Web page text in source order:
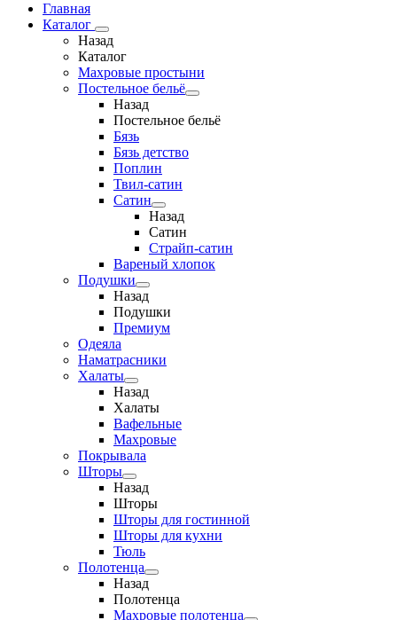
Главная
Каталог
Назад
Каталог
Махровые простыни
Постельное бельё
Назад
Постельное бельё
Бязь
Бязь детство
Поплин
Твил-сатин
Сатин
Назад
Сатин
Страйп-сатин
Вареный хлопок
Подушки
Назад
Подушки
Премиум
Одеяла
Наматрасники
Халаты
Назад
Халаты
Вафельные
Махровые
Покрывала
Шторы
Назад
Шторы
Шторы для гостинной
Шторы для кухни
Тюль
Полотенца
Назад
Полотенца
Махровые полотенца